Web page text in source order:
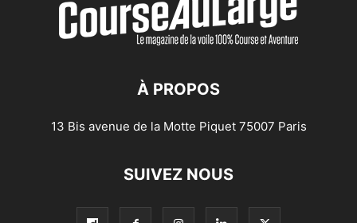
À PROPOS
13 Bis avenue de la Motte Piquet 75007 Paris
SUIVEZ NOUS